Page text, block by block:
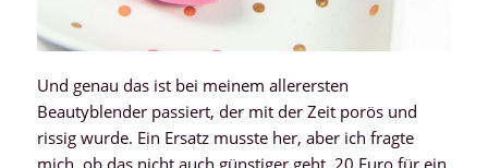
Und genau das ist bei meinem allerersten
Beautyblender passiert, der mit der Zeit porös und
rissig wurde. Ein Ersatz musste her, aber ich fragte
mich, ob das nicht auch günstiger geht. 20 Euro für ein